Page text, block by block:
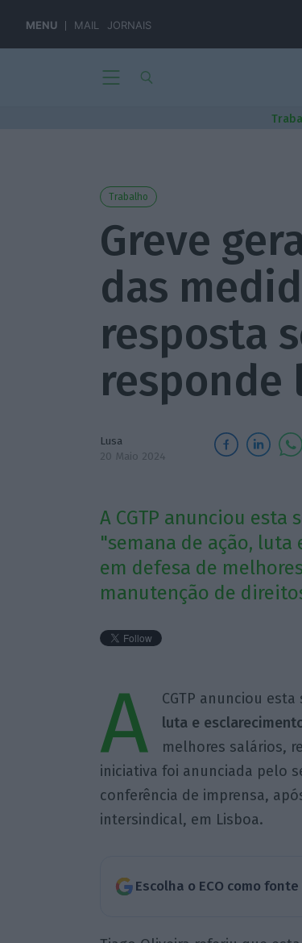
MENU MAIL JORNAIS
Trabalho
Greve
das
resposta
responde
Lusa
20 Maio 2024
A CGTP anunciou
"semana de ação, luta
em defesa de
manutenção de
A CGTP anunciou
luta e
melhores salários,
iniciativa foi anunciada pelo
conferência de imprensa,
intersindical, em Lisboa.
Escolha o ECO como